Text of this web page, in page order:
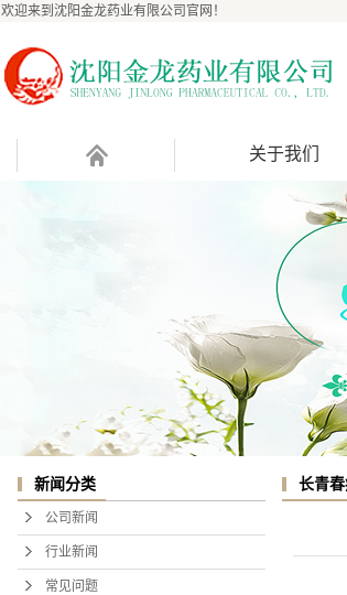
欢迎来到沈阳金龙药业有限公司官网！
关于我们
新闻分类
公司新闻
行业新闻
常见问题
长青